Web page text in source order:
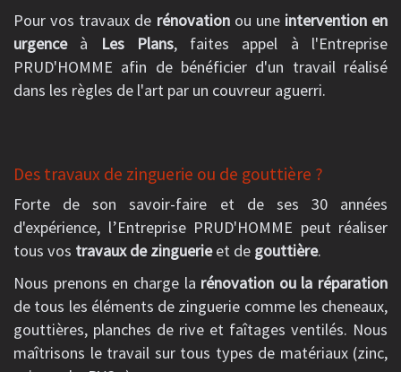
Pour vos travaux de rénovationou une intervention en
urgenceà Les Plans, faites appel à l'Entreprise
PRUD'HOMME afin de bénéficier d'un travail réalisé
dans les règles de l'art par un couvreur aguerri.
Des travaux de zinguerie ou de gouttière ?
Forte de son savoir-faire et de ses 30 années
d'expérience, l’Entreprise PRUD'HOMME peut réaliser
tous vos travaux de zinguerieet de gouttière.
Nous prenons en charge la rénovation ou la réparation
de tous les éléments de zinguerie comme les cheneaux,
gouttières, planches de rive et faîtages ventilés. Nous
maîtrisons le travail sur tous types de matériaux (zinc,